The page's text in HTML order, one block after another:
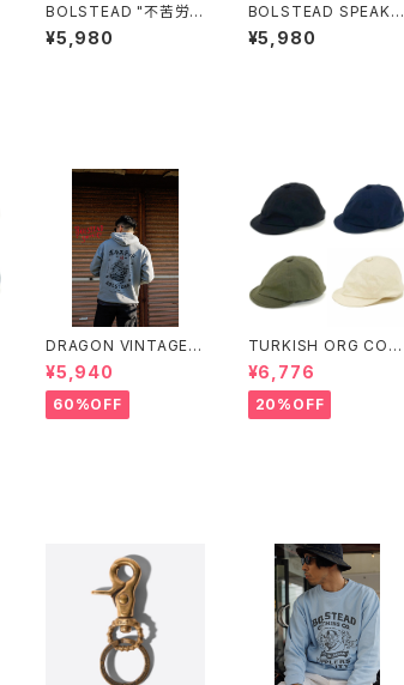
BOLSTEAD "不苦労"
HENRY NECK T-SHI
RT (NATURAL)
¥5,980
BOLSTEAD SPEAK E
ASY FEADE T-SHIRT
¥5,980
DRAGON VINTAGE
HOODIE(GRAY)
¥5,940
60%OFF
TURKISH ORG COT
TON RIPSTOP POS
TMAN
¥6,776
20%OFF